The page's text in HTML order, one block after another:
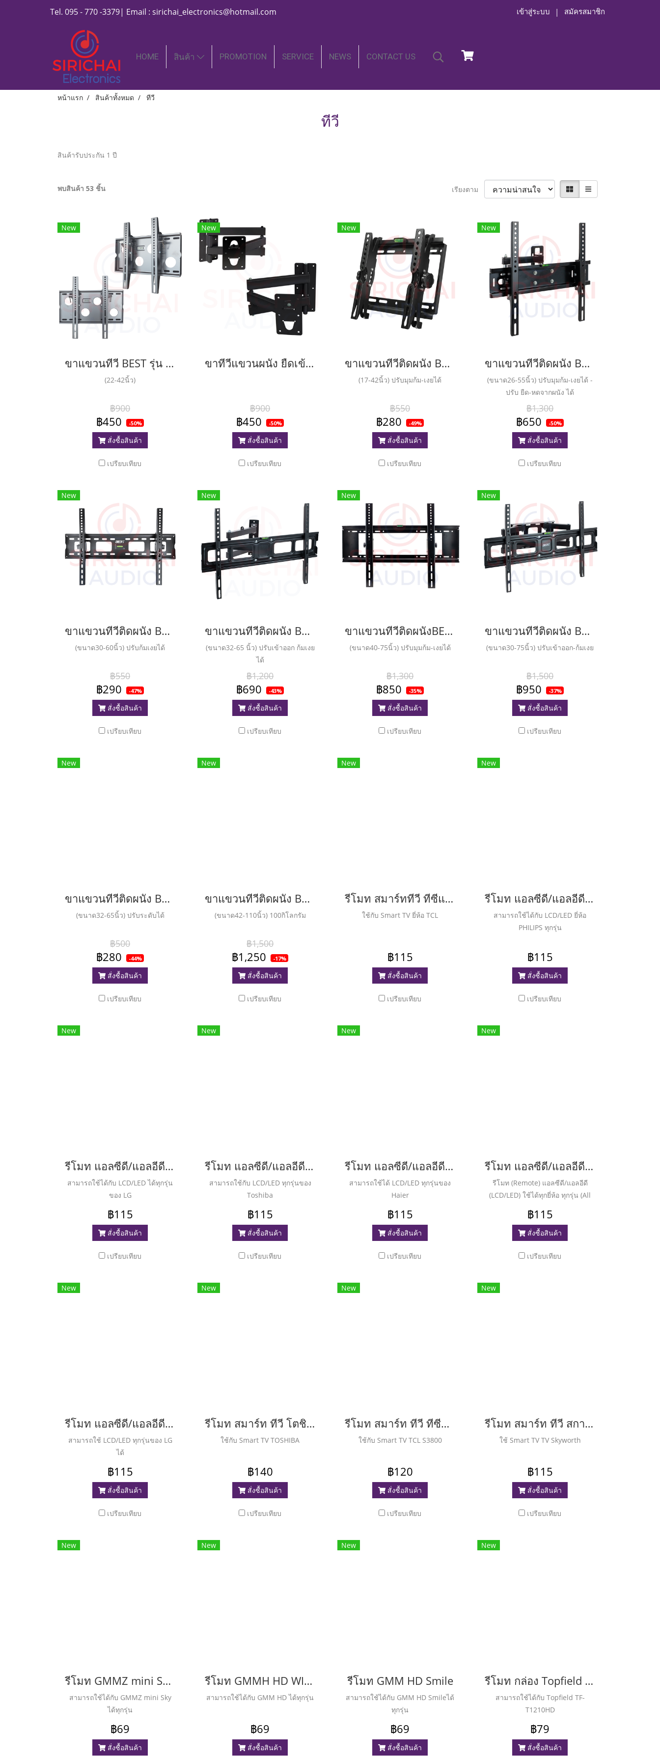
Tel. 095 - 770 -3379| Email : sirichai_electronics@hotmail.com เข้าสู่ระบบ สมัครสมาชิก
HOME สินค้า PROMOTION SERVICE NEWS CONTACT US
หน้าแรก สินค้าทั้งหมด ทีวี
ทีวี
สินค้ารับประกัน 1 ปี
พบสินค้า 53 ชิ้น เรียงตาม
New
ขาแขวนทีวี BEST รุ่น LCD2
(22-42นิ้ว)
฿900
฿450 -50%
สั่งซื้อสินค้า
เปรียบเทียบ
New
ขาทีวีแขวนผนัง ยืดเข้าออกได้ BEST รุ่น LCD6
฿900
฿450 -50%
สั่งซื้อสินค้า
เปรียบเทียบ
New
ขาแขวนทีวีติดผนัง BEST LCD43
(17-42นิ้ว) ปรับมุมก้ม-เงยได้
฿550
฿280 -49%
สั่งซื้อสินค้า
เปรียบเทียบ
New
ขาแขวนทีวีติดผนัง BEST รุ่น LCD45
(ขนาด26-55นิ้ว) ปรับมุมก้ม-เงยได้ -
ปรับ ยืด-หดจากผนัง ได้
฿1,300
฿650 -50%
สั่งซื้อสินค้า
เปรียบเทียบ
New
ขาแขวนทีวีติดผนัง BEST รุ่น LCD46
(ขนาด30-60นิ้ว) ปรับก้มเงยได้
฿550
฿290 -47%
สั่งซื้อสินค้า
เปรียบเทียบ
New
ขาแขวนทีวีติดผนัง BEST LCD66
(ขนาด32-65 นิ้ว) ปรับเข้าออก ก้มเงย
ได้
฿1,200
฿690 -43%
สั่งซื้อสินค้า
เปรียบเทียบ
New
ขาแขวนทีวีติดผนังBEST รุ่น LCD81
(ขนาด40-75นิ้ว) ปรับมุมก้ม-เงยได้
฿1,300
฿850 -35%
สั่งซื้อสินค้า
เปรียบเทียบ
New
ขาแขวนทีวีติดผนัง BEST รุ่น LCD86
(ขนาด30-75นิ้ว) ปรับเข้าออก-ก้มเงย
฿1,500
฿950 -37%
สั่งซื้อสินค้า
เปรียบเทียบ
New
ขาแขวนทีวีติดผนัง BEST รุ่น LCD99
(ขนาด32-65นิ้ว) ปรับระดับได้
฿500
฿280 -44%
สั่งซื้อสินค้า
เปรียบเทียบ
New
ขาแขวนทีวีติดผนัง BEST รุ่น LCD100
(ขนาด42-110นิ้ว) 100กิโลกรัม
฿1,500
฿1,250 -17%
สั่งซื้อสินค้า
เปรียบเทียบ
New
รีโมท สมาร์ททีวี ทีซีแอล ( Remart TV Smart TCL ) TC-97E (Plus)
ใช้กับ Smart TV ยี่ห้อ TCL
฿115
สั่งซื้อสินค้า
เปรียบเทียบ
New
รีโมท แอลซีดี/แอลอีดี ฟิลิปส์ ( LCD/LED Philips ) RM-L1125 (Plus)
สามารถใช้ได้กับ LCD/LED ยี่ห้อ
PHILIPS ทุกรุ่น
฿115
สั่งซื้อสินค้า
เปรียบเทียบ
New
รีโมท แอลซีดี/แอลอีดี แอลจี ( Remote LCD/LED LG ) RM-L915 (Plus)
สามารถใช้ได้กับ LCD/LED ได้ทุกรุ่น
ของ LG
฿115
สั่งซื้อสินค้า
เปรียบเทียบ
New
รีโมท แอลซีดี/แอลอีดี โตชิบา( Remote LCD/LED Toshiba ) RM-L890 (Plus)
สามารถใช้กับ LCD/LED ทุกรุ่นของ
Toshiba
฿115
สั่งซื้อสินค้า
เปรียบเทียบ
New
รีโมท แอลซีดี/แอลอีดี ไฮเออร์ ( Remote LCD/LED Haier ) RM-980E
สามารถใช้ได้ LCD/LED ทุกรุ่นของ
Haier
฿115
สั่งซื้อสินค้า
เปรียบเทียบ
New
รีโมท แอลซีดี/แอลอีดี รวมทุกยี่ห้อ RM-L1210 (Plus) E
รีโมท (Remote) แอลซีดี/แอลอีดี
(LCD/LED) ใช้ได้ทุกยี่ห้อ ทุกรุ่น (All
Brands) HUAYU RM-L1256
฿115
สั่งซื้อสินค้า
เปรียบเทียบ
New
รีโมท แอลซีดี/แอลอีดี รวมทุกรุ่นของ LG ( Remote LCD/LED LG )
สามารถใช้ LCD/LED ทุกรุ่นของ LG
ได้
฿115
สั่งซื้อสินค้า
เปรียบเทียบ
New
รีโมท สมาร์ท ทีวี โตชิบา ( Remote Smart TV Toshiba )
ใช้กับ Smart TV TOSHIBA
฿140
สั่งซื้อสินค้า
เปรียบเทียบ
New
รีโมท สมาร์ท ทีวี ทีซีแอล ( Remort Smart TCL ) S3800
ใช้กับ Smart TV TCL S3800
฿120
สั่งซื้อสินค้า
เปรียบเทียบ
New
รีโมท สมาร์ท ทีวี สกายเวิร์ท ( Remote Smart TV Skyworth )
ใช้ Smart TV TV Skyworth
฿115
สั่งซื้อสินค้า
เปรียบเทียบ
New
รีโมท GMMZ mini Sky ( จีเอ็มเอ็ม มินิสกาย )
สามารถใช้ได้กับ GMMZ mini Sky
ได้ทุกรุ่น
฿69
สั่งซื้อสินค้า
New
รีโมท GMMH HD WISE
สามารถใช้ได้กับ GMM HD ได้ทุกรุ่น
฿69
สั่งซื้อสินค้า
New
รีโมท GMM HD Smile
สามารถใช้ได้กับ GMM HD Smileได้
ทุกรุ่น
฿69
สั่งซื้อสินค้า
New
รีโมท กล่อง Topfield (TF-T1210 HD)
สามารถใช้ได้กับ Topfield TF-
T1210HD
฿79
สั่งซื้อสินค้า